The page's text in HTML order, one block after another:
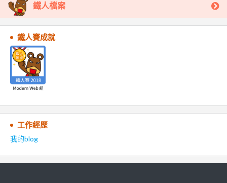
鐵人檔案
鐵人賽成就
工作經歷
我的blog